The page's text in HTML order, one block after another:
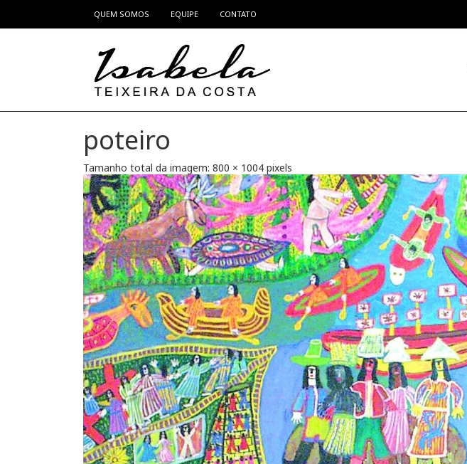
Pular para o conteúdo
QUEM SOMOS EQUIPE CONTATO
poteiro
Tamanho total da imagem: 800 × 1004 pixels